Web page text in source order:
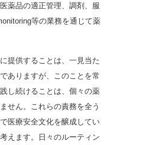
薬品の適正管理、調剤、服
等の業務を通じて薬
提供することは、一見当た
ありますが、このことを常
し続けることは、個々の薬
せん。これらの責務を全う
医療安全文化を醸成してい
えます。日々のルーティン